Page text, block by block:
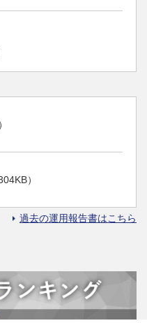
）
過去の運用報告書はこちら